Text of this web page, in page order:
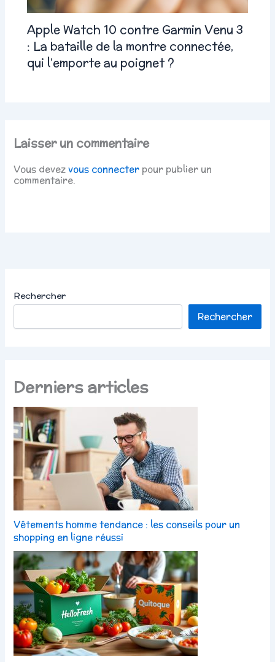
Apple Watch 10 contre Garmin Venu 3
: La bataille de la montre connectée,
qui l’emporte au poignet ?
Laisser un commentaire
Vous devezvous connecter pour publier un
commentaire.
Rechercher
Rechercher
Derniers articles
Vêtements homme tendance : les conseils pour un
shopping en ligne réussi